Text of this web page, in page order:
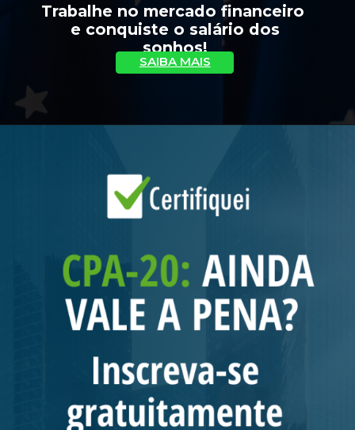
Trabalhe no mercado financeiro
e conquiste o salário dos
sonhos!
SAIBA MAIS